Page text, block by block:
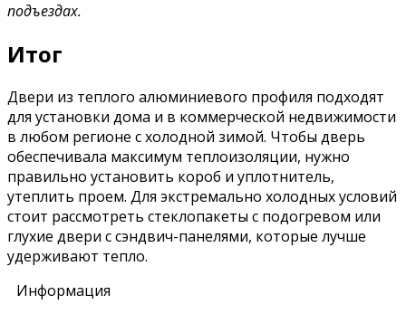
подъездах.
Итог
Двери из теплого алюминиевого профиля подходят
для установки дома и в коммерческой недвижимости
в любом регионе с холодной зимой. Чтобы дверь
обеспечивала максимум теплоизоляции, нужно
правильно установить короб и уплотнитель,
утеплить проем. Для экстремально холодных условий
стоит рассмотреть стеклопакеты с подогревом или
глухие двери с сэндвич-панелями, которые лучше
удерживают тепло.
Информация